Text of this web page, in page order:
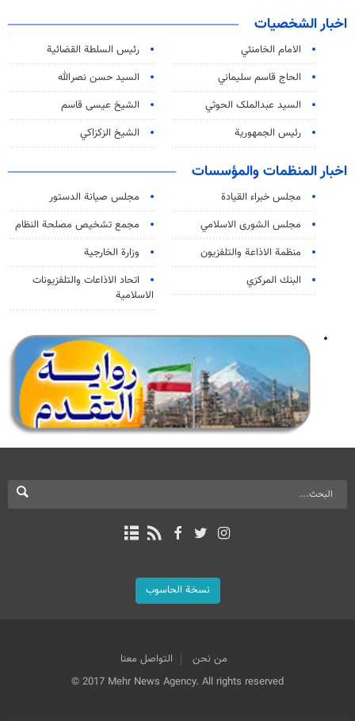
اخبار الشخصيات
الامام الخامنئي
رئیس السلطة القضائیة
الحاج قاسم سليماني
السيد حسن نصرالله
السید عبدالملک الحوثي
الشيخ عيسى قاسم
رئيس الجمهورية
الشيخ الزكزاكي
اخبار المنظمات والمؤسسات
مجلس خبراء القيادة
مجلس صيانة الدستور
مجلس الشورى الاسلامي
مجمع تشخيص مصلحة النظام
منظمة الاذاعة والتلفزیون
وزارة الخارجية
البنك المركزي
اتحاد الاذاعات والتلفزيونات
الاسلامية
نسخة الحاسوب
من نحن
التواصل معنا
© 2017 Mehr News Agency. All rights reserved